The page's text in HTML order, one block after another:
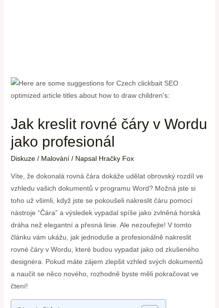
Jak kreslit rovné čáry v Wordu
jako profesionál
Diskuze / Malování/ Napsal Hračky Fox
Víte, že dokonalá rovná čára dokáže udělat obrovský rozdíl ve
vzhledu vašich dokumentů v programu Word? Možná jste si
toho už všimli, když jste se pokoušeli nakreslit čáru pomocí
nástroje “Čára” a výsledek vypadal spíše jako zvlněná horská
dráha než elegantní a přesná linie. Ale nezoufejte! V tomto
článku vám ukážu, jak jednoduše a profesionálně nakreslit
rovné čáry v Wordu, které budou vypadat jako od zkušeného
designéra. Pokud máte zájem zlepšit vzhled svých dokumentů
a naučit se něco nového, rozhodně byste měli pokračovat ve
čtení!